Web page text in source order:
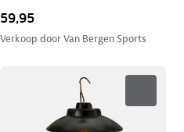
59,95
Verkoop doorVan Bergen Sports